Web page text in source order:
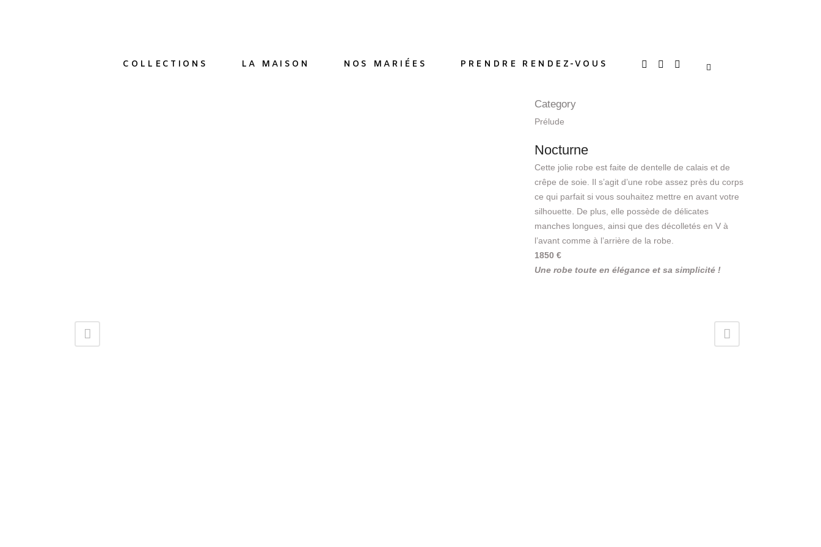
COLLECTIONS LA MAISON NOS MARIÉES PRENDRE RENDEZ-VOUS
Category
Prélude
Nocturne
Cette jolie robe est faite de dentelle de calais et de
crêpe de soie. Il s’agit d’une robe assez près du corps
ce qui parfait si vous souhaitez mettre en avant votre
silhouette. De plus, elle possède de délicates
manches longues, ainsi que des décolletés en V à
l’avant comme à l’arrière de la robe.
1850 €
Une robe toute en élégance et sa simplicité !